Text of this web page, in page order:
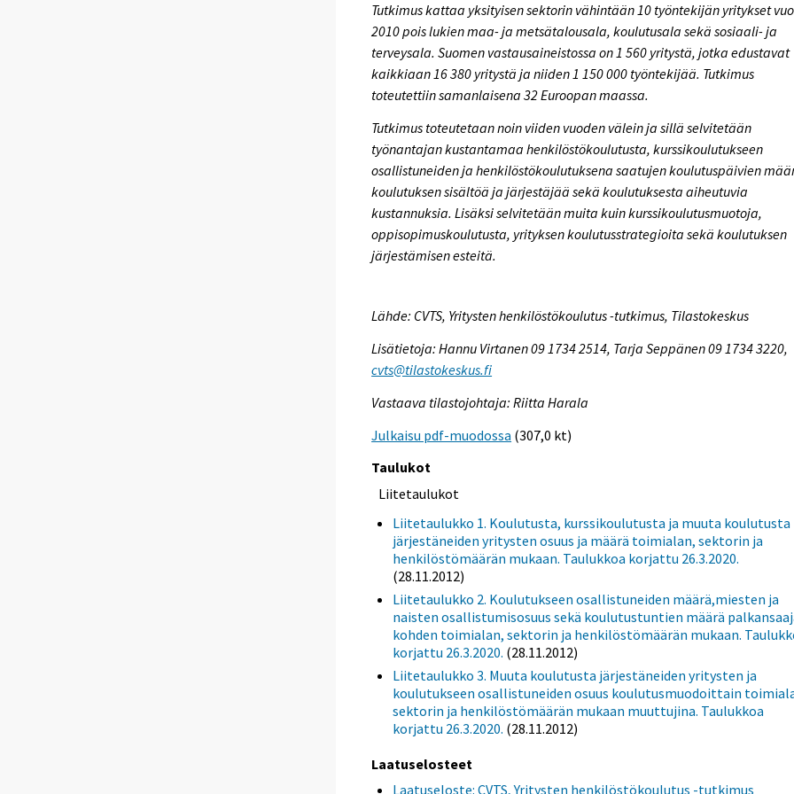
Tutkimus kattaa yksityisen sektorin vähintään 10 työntekijän yritykset
2010 pois lukien maa- ja metsätalousala, koulutusala sekä sosiaali- ja
terveysala. Suomen vastausaineistossa on 1 560 yritystä, jotka edustavat
kaikkiaan 16 380 yritystä ja niiden 1 150 000 työntekijää. Tutkimus
toteutettiin samanlaisena 32 Euroopan maassa.
Tutkimus toteutetaan noin viiden vuoden välein ja sillä selvitetään
työnantajan kustantamaa henkilöstökoulutusta, kurssikoulutukseen
osallistuneiden ja henkilöstökoulutuksena saatujen koulutuspäivien
koulutuksen sisältöä ja järjestäjää sekä koulutuksesta aiheutuvia
kustannuksia. Lisäksi selvitetään muita kuin kurssikoulutusmuotoja,
oppisopimuskoulutusta, yrityksen koulutusstrategioita sekä koulutuksen
järjestämisen esteitä.
Lähde: CVTS, Yritysten henkilöstökoulutus -tutkimus, Tilastokeskus
Lisätietoja: Hannu Virtanen 09 1734 2514, Tarja Seppänen 09 1734 3220,
cvts@tilastokeskus.fi
Vastaava tilastojohtaja: Riitta Harala
Julkaisu pdf-muodossa (307,0 kt)
Taulukot
Liitetaulukot
Liitetaulukko 1. Koulutusta, kurssikoulutusta ja muuta koulutusta
järjestäneiden yritysten osuus ja määrä toimialan, sektorin ja
henkilöstömäärän mukaan. Taulukkoa korjattu 26.3.2020.
(28.11.2012)
Liitetaulukko 2. Koulutukseen osallistuneiden määrä,miesten ja
naisten osallistumisosuus sekä koulutustuntien määrä
kohden toimialan, sektorin ja henkilöstömäärän mukaan.
korjattu 26.3.2020. (28.11.2012)
Liitetaulukko 3. Muuta koulutusta järjestäneiden yritysten ja
koulutukseen osallistuneiden osuus koulutusmuodoittain
sektorin ja henkilöstömäärän mukaan muuttujina. Taulukkoa
korjattu 26.3.2020. (28.11.2012)
Laatuselosteet
Laatuseloste: CVTS, Yritysten henkilöstökoulutus -tutkimus